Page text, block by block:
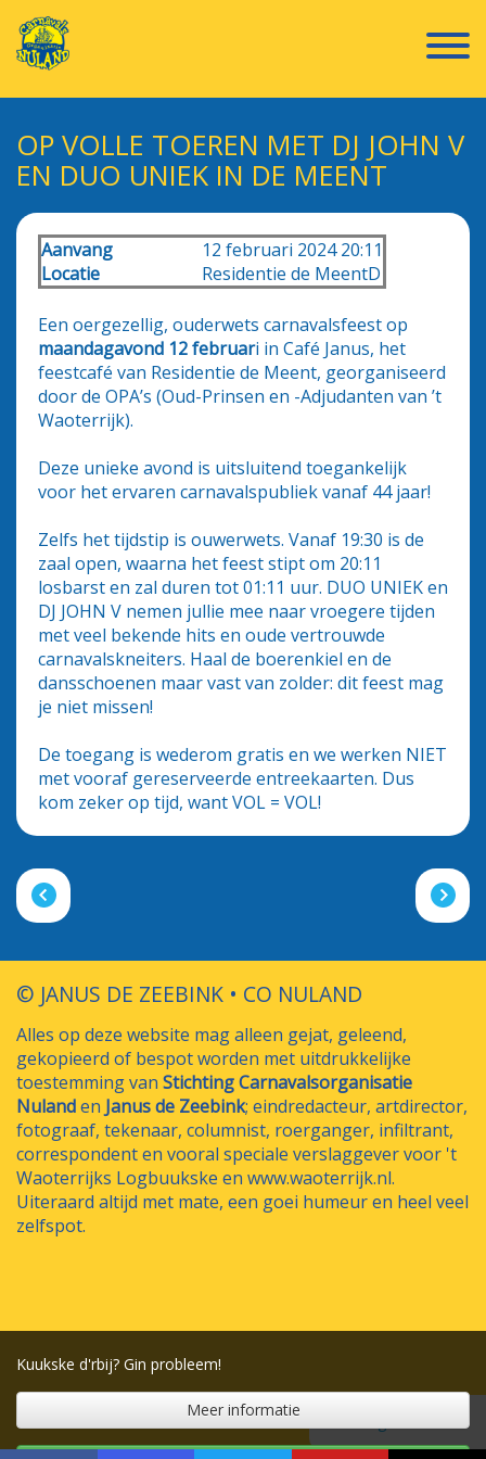
OP VOLLE TOEREN MET DJ JOHN V
EN DUO UNIEK IN DE MEENT
Aanvang
12 februari 2024 20:11
Locatie
Residentie de MeentD
Een oergezellig, ouderwets carnavalsfeest op
maandagavond 12 februari in Café Janus, het
feestcafé van Residentie de Meent, georganiseerd
door de OPA’s (Oud-Prinsen en -Adjudanten van ’t
Waoterrijk).
Deze unieke avond is uitsluitend toegankelijk
voor het ervaren carnavalspubliek vanaf 44 jaar!
Zelfs het tijdstip is ouwerwets. Vanaf 19:30 is de
zaal open, waarna het feest stipt om 20:11
losbarst en zal duren tot 01:11 uur. DUO UNIEK en
DJ JOHN V nemen jullie mee naar vroegere tijden
met veel bekende hits en oude vertrouwde
carnavalskneiters. Haal de boerenkiel en de
dansschoenen maar vast van zolder: dit feest mag
je niet missen!
De toegang is wederom gratis en we werken NIET
met vooraf gereserveerde entreekaarten. Dus
kom zeker op tijd, want VOL = VOL!
© JANUS DE ZEEBINK • CO NULAND
Alles op deze website mag alleen gejat, geleend,
gekopieerd of bespot worden met uitdrukkelijke
toestemming van Stichting Carnavalsorganisatie
Nulanden Janus de Zeebink; eindredacteur, artdirector,
fotograaf, tekenaar, columnist, roerganger, infiltrant,
correspondent en vooral speciale verslaggever voor 't
Waoterrijks Logbuukske en www.waoterrijk.nl.
Uiteraard altijd met mate, een goei humeur en heel veel
zelfspot.
Kuukske d'rbij? Gin probleem!
Meer informatie
▲ Terug naar boven